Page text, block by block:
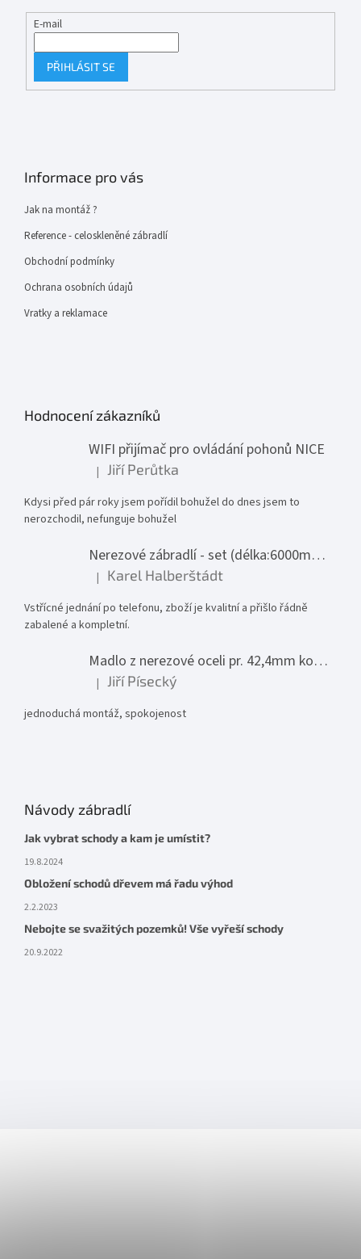
E-mail
PŘIHLÁSIT SE
Informace pro vás
Jak na montáž ?
Reference - celoskleněné zábradlí
Obchodní podmínky
Ochrana osobních údajů
Vratky a reklamace
Hodnocení zákazníků
WIFI přijímač pro ovládání pohonů NICE
Hodnocení produktu je 1 z 5 hvězdiček.
| Jiří Perůtka
Kdysi před pár roky jsem pořídil bohužel do dnes jsem to
nerozchodil, nefunguje bohužel
Nerezové zábradlí - set (délka:6000mm x výška:1000mm)
Hodnocení produktu je 5 z 5 hvězdiček.
| Karel Halberštádt
Vstřícné jednání po telefonu, zboží je kvalitní a přišlo řádně
zabalené a kompletní.
Madlo z nerezové oceli pr. 42,4mm komplet - model 0116 - 3000mm
Hodnocení produktu je 5 z 5 hvězdiček.
| Jiří Písecký
jednoduchá montáž, spokojenost
Návody zábradlí
Jak vybrat schody a kam je umístit?
19.8.2024
Obložení schodů dřevem má řadu výhod
2.2.2023
Nebojte se svažitých pozemků! Vše vyřeší schody
20.9.2022